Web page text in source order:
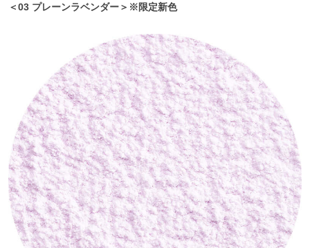
＜03 プレーンラベンダー＞※限定新色